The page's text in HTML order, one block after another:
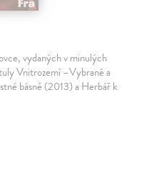
vydaných v minulých
Vnitrozemí –Vybrané a
básně (2013) a Herbář k